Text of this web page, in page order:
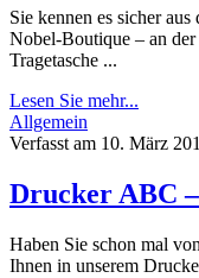
Sie kennen es sicher
Nobel-Boutique – an der
Tragetasche ...
Lesen Sie mehr...
Allgemein
Verfasst am 10. März
Drucker ABC
Haben Sie schon mal
Ihnen in unserem